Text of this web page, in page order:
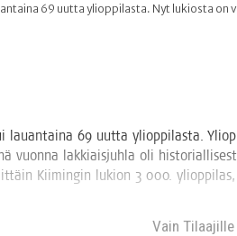
69 uutta ylioppilasta. Nyt lukiosta on
lau­an­tai­na 69 uut­ta yli­op­pi­las­ta.
vuon­na lak­kiais­juh­la oli
Kii­min­gin lukion 3 000.
Vain Tilaa­jil­le